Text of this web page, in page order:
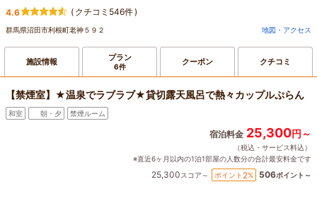
4.6 ( クチコミ546件)
群馬県沼田市利根町老神５９２ 地図・アクセス
施設情報 プラン
6件 クーポン クチコミ
【禁煙室】★温泉でラブラブ★貸切露天風呂で熱々カップルぷらん
和室 朝・夕 禁煙ルーム
宿泊料金 25,300円～
（税込・サービス料込）
※直近6ヶ月以内の1泊1部屋の人数分の合計最安料金です
25,300スコア～ ポイント 2% 506ポイント～